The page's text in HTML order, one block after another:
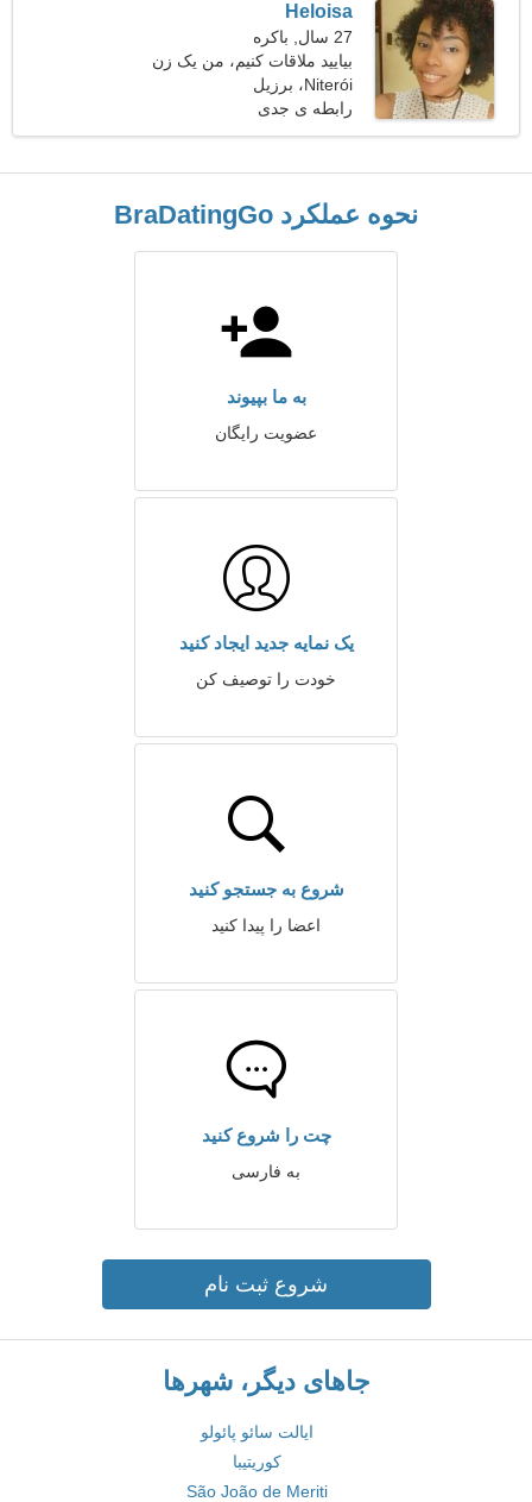
Heloisa
27 سال, باکره
بیایید ملاقات کنیم، من یک زن
جذاب هستم
Niterói، برزیل
رابطه ی جدی
نحوه عملکرد BraDatingGo
به ما بپیوند
عضویت رایگان
یک نمایه جدید ایجاد کنید
خودت را توصیف کن
شروع به جستجو کنید
اعضا را پیدا کنید
چت را شروع کنید
به فارسی
شروع ثبت نام
جاهای دیگر، شهرها
ایالت سائو پائولو
کوریتیبا
São João de Meriti